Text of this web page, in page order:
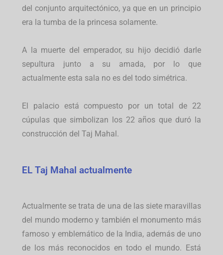
del conjunto arquitectónico, ya que en un principio
era la tumba de la princesa solamente.
A la muerte del emperador, su hijo decidió darle
sepultura junto a su amada, por lo que
actualmente esta sala no es del todo simétrica.
El palacio está compuesto por un total de 22
cúpulas que simbolizan los 22 años que duró la
construcción del Taj Mahal.
EL Taj Mahal actualmente
Actualmente se trata de una de las siete maravillas
del mundo moderno y también el monumento más
famoso y emblemático de la India, además de uno
de los más reconocidos en todo el mundo. Está